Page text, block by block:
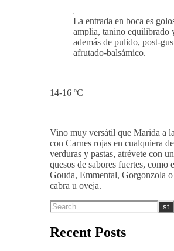
La entrada en boca es
amplia, tanino equilibrado
además de pulido, post-
afrutado-balsámico.
14-16 ºC
Vino muy versátil que Marida a
con Carnes rojas en cualquiera
verduras y pastas, atrévete con
quesos de sabores fuertes, como
Gouda, Emmental, Gorgonzola o
cabra u oveja.
Recent Posts